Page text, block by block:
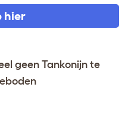
hier
geen Tankonijn te